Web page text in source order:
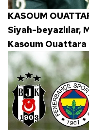
KASOUM
Siyah-beyazlılar,
Kasoum